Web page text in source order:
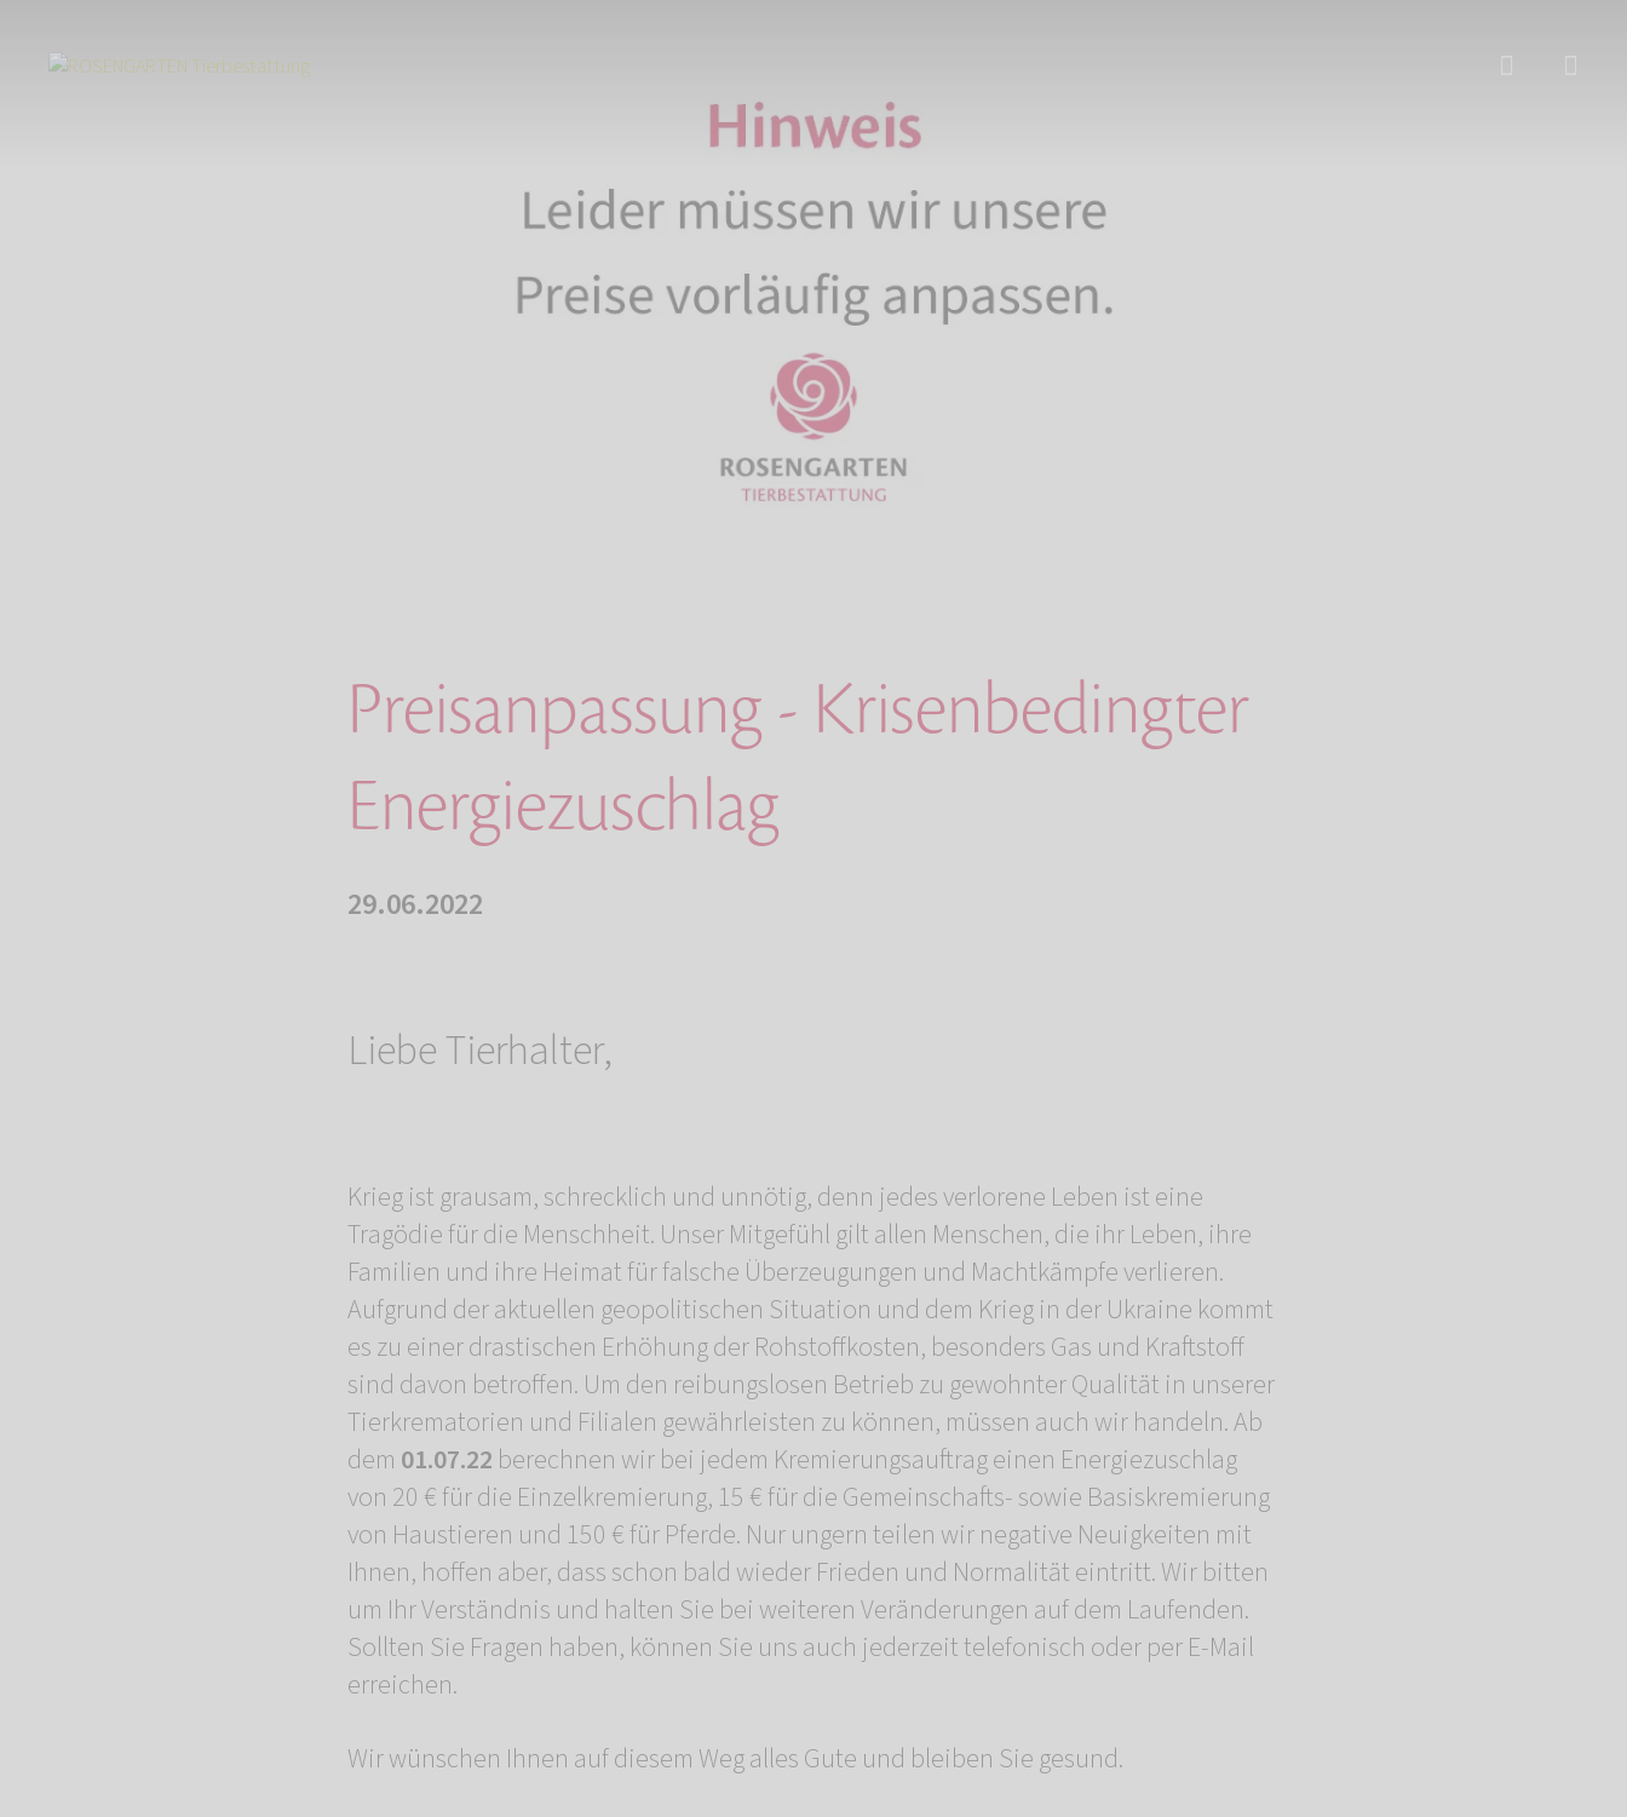
Preisanpassung - Krisenbedingter
Energiezuschlag
29.06.2022
Liebe Tierhalter,
Krieg ist grausam, schrecklich und unnötig, denn jedes verlorene Leben ist eine
Tragödie für die Menschheit. Unser Mitgefühl gilt allen Menschen, die ihr Leben, ihre
Familien und ihre Heimat für falsche Überzeugungen und Machtkämpfe verlieren.
Aufgrund der aktuellen geopolitischen Situation und dem Krieg in der Ukraine kommt
es zu einer drastischen Erhöhung der Rohstoffkosten, besonders Gas und Kraftstoff
sind davon betroffen. Um den reibungslosen Betrieb zu gewohnter Qualität in unserer
Tierkrematorien und Filialen gewährleisten zu können, müssen auch wir handeln. Ab
dem 01.07.22 berechnen wir bei jedem Kremierungsauftrag einen Energiezuschlag
von 20 € für die Einzelkremierung, 15 € für die Gemeinschafts- sowie Basiskremierung
von Haustieren und 150 € für Pferde. Nur ungern teilen wir negative Neuigkeiten mit
Ihnen, hoffen aber, dass schon bald wieder Frieden und Normalität eintritt. Wir bitten
um Ihr Verständnis und halten Sie bei weiteren Veränderungen auf dem Laufenden.
Sollten Sie Fragen haben, können Sie uns auch jederzeit telefonisch oder per E-Mail
erreichen.
Wir wünschen Ihnen auf diesem Weg alles Gute und bleiben Sie gesund.